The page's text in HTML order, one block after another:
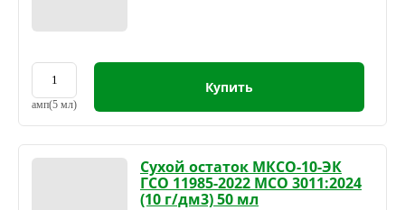
амп(5 мл)
Купить
Сухой остаток МКСО-10-ЭК
ГСО 11985-2022 МСО 3011:2024
(10 г/дм3) 50 мл